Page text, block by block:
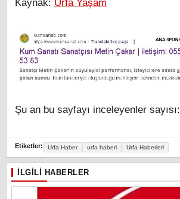
Kaynak: Urfa Yaşam
Şu an bu sayfayı inceleyenler sayısı:
Etiketler: Urfa Haber urfa haberi Urfa Haberleri
İLGILI HABERLER